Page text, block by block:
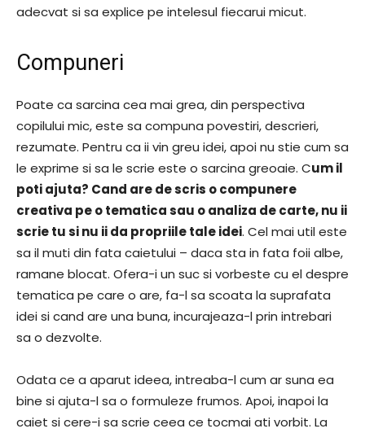
adecvat si sa explice pe intelesul fiecarui micut.
Compuneri
Poate ca sarcina cea mai grea, din perspectiva
copilului mic, este sa compuna povestiri, descrieri,
rezumate. Pentru ca ii vin greu idei, apoi nu stie cum sa
le exprime si sa le scrie este o sarcina greoaie. Cum il
poti ajuta? Cand are de scris o compunere
creativa pe o tematica sau o analiza de carte, nu ii
scrie tu si nu ii da propriile tale idei. Cel mai util este
sa il muti din fata caietului – daca sta in fata foii albe,
ramane blocat. Ofera-i un suc si vorbeste cu el despre
tematica pe care o are, fa-l sa scoata la suprafata
idei si cand are una buna, incurajeaza-l prin intrebari
sa o dezvolte.
Odata ce a aparut ideea, intreaba-l cum ar suna ea
bine si ajuta-l sa o formuleze frumos. Apoi, inapoi la
caiet si cere-i sa scrie ceea ce tocmai ati vorbit. La